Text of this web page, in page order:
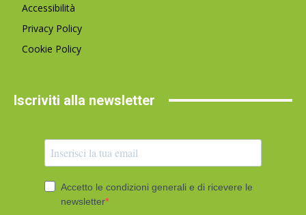
Accessibilità
Privacy Policy
Cookie Policy
Iscriviti alla newsletter